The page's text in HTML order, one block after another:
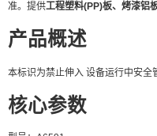
准。提供工程塑料(PP)板、烤漆铝
产品概述
本标识为禁止伸入 设备运行中安
核心参数